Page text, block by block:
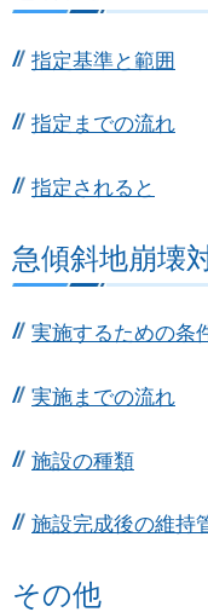
指定基準と範囲
指定までの流れ
指定されると
急傾斜地崩壊
実施するための条
実施までの流れ
施設の種類
施設完成後の維持
その他